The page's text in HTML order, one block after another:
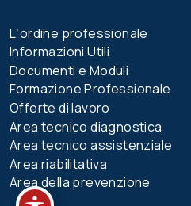
Lʼordine professionale
Informazioni Utili
Documenti e Moduli
Formazione Professionale
Offerte di lavoro
Area tecnico diagnostica
Area tecnico assistenziale
Area riabilitativa
Area della prevenzione